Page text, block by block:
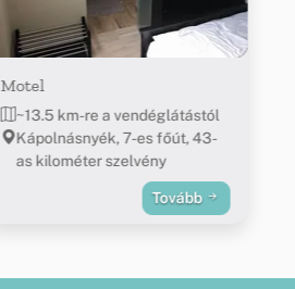
Motel
~13.5 km-re a vendéglátástól
Kápolnásnyék, 7-es főút, 43-
as kilométer szelvény
Tovább